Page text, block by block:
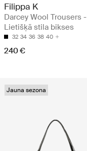
Filippa K
Darcey Wool Trousers -
Lietišķā stila bikses
32 34 36 38 40
240 €
Jauna sezona